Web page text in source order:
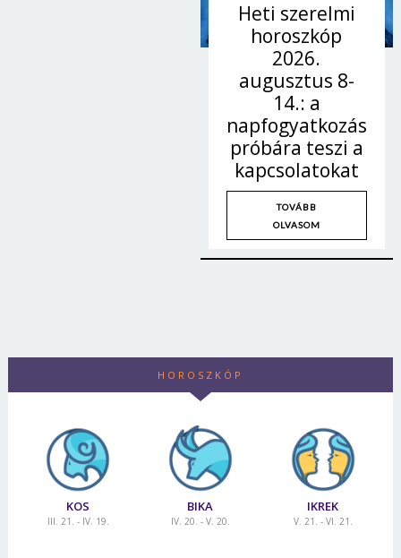
Heti szerelmi
horoszkóp
2026.
augusztus 8-
14.: a
napfogyatkozás
próbára teszi a
kapcsolatokat
TOVÁBB
OLVASOM
HOROSZKÓP
KOS
III. 21. - IV. 19.
BIKA
IV. 20. - V. 20.
IKREK
V. 21. - VI. 21.